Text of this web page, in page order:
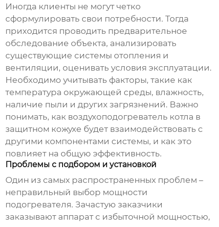
Иногда клиенты не могут четко
сформулировать свои потребности. Тогда
приходится проводить предварительное
обследование объекта, анализировать
существующие системы отопления и
вентиляции, оценивать условия эксплуатации.
Необходимо учитывать факторы, такие как
температура окружающей среды, влажность,
наличие пыли и других загрязнений. Важно
понимать, как воздухоподогреватель котла в
защитном кожухе будет взаимодействовать с
другими компонентами системы, и как это
повлияет на общую эффективность.
Проблемы с подбором и установкой
Один из самых распространенных проблем –
неправильный выбор мощности
подогревателя. Зачастую заказчики
заказывают аппарат с избыточной мощностью,